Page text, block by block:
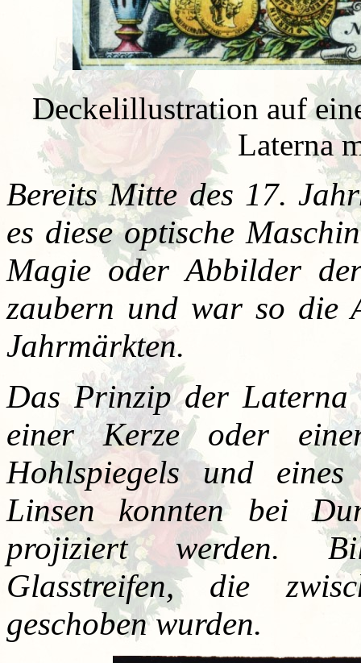
Deckelillustration auf
Laterna
Bereits Mitte des 17.
es diese optische
Magie oder Abbilder
zaubern und war so die
Jahrmärkten.
Das Prinzip der
einer Kerze oder
Hohlspiegels und
Linsen konnten bei
projiziert werden.
Glasstreifen, die
geschoben wurden.